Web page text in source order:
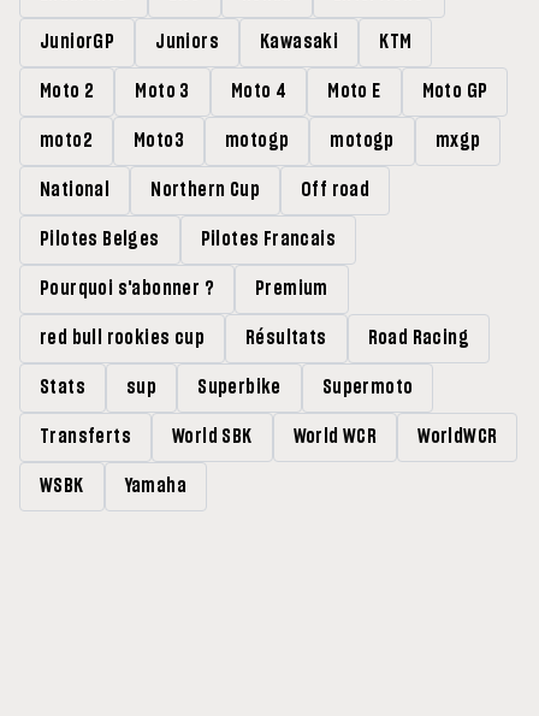
JuniorGP Juniors Kawasaki KTM
Moto 2 Moto 3 Moto 4 Moto E Moto GP
moto2 Moto3 motogp motogp mxgp
National Northern Cup Off road
Pilotes Belges Pilotes Francais
Pourquoi s'abonner ? Premium
red bull rookies cup Résultats Road Racing
Stats sup Superbike Supermoto
Transferts World SBK World WCR WorldWCR
WSBK Yamaha